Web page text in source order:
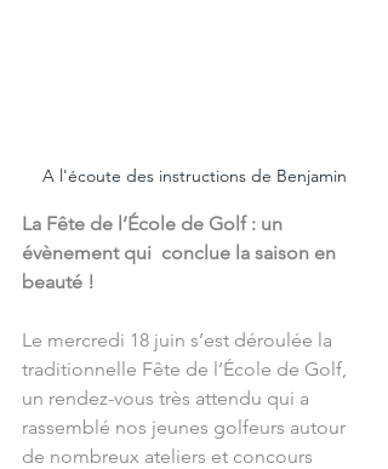
A l'écoute des instructions de Benjamin
La Fête de l’École de Golf : un
évènement qui  conclue la saison en
beauté !
Le mercredi 18 juin s’est déroulée la
traditionnelle Fête de l’École de Golf,
un rendez-vous très attendu qui a
rassemblé nos jeunes golfeurs autour
de nombreux ateliers et concours